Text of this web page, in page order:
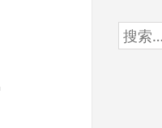
跳
至
搜
索：